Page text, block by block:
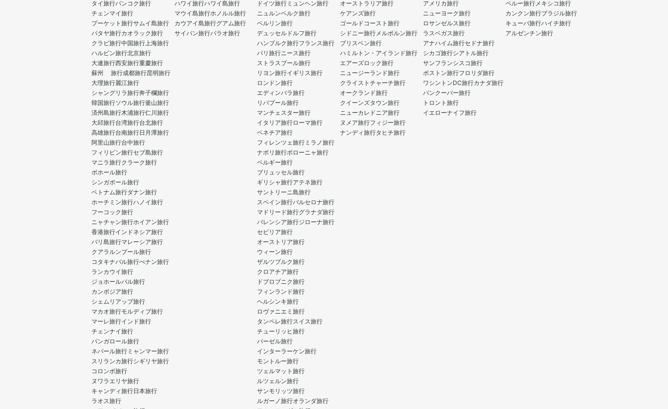
タイ旅行バンコク旅行
チェンマイ旅行
プーケット旅行サムイ島旅行
パタヤ旅行カオラック旅行
クラビ旅行中国旅行上海旅行
ハルビン旅行北京旅行
大連旅行西安旅行重慶旅行
蘇州 旅行成都旅行昆明旅行
大理旅行麗江旅行
シャングリラ旅行奔子欄旅行
韓国旅行ソウル旅行釜山旅行
済州島旅行木浦旅行仁川旅行
大邱旅行台湾旅行台北旅行
高雄旅行台南旅行日月潭旅行
阿里山旅行台中旅行
フィリピン旅行セブ島旅行
マニラ旅行クラーク旅行
ボホール旅行
シンガポール旅行
ベトナム旅行ダナン旅行
ホーチミン旅行ハノイ旅行
フーコック旅行
ニャチャン旅行ホイアン旅行
香港旅行インドネシア旅行
バリ島旅行マレーシア旅行
クアラルンプール旅行
コタキナバル旅行ぺナン旅行
ランカウイ旅行
ジョホールバル旅行
カンボジア旅行
シェムリアップ旅行
マカオ旅行モルディブ旅行
マーレ旅行インド旅行
チェンナイ旅行
バンガロール旅行
ネパール旅行 ミャンマー旅行
スリランカ旅行シギリヤ旅行
コロンボ旅行
ヌワラエリヤ旅行
キャンディ旅行日本旅行
ラオス旅行
ハワイ旅行ハワイ島旅行
マウイ島旅行ホノルル旅行
カウアイ島旅行グアム旅行
サイパン旅行パラオ旅行
ドイツ旅行 ミュンヘン旅行
ニュルンベルク旅行
ベルリン旅行
デュッセルドルフ旅行
ハンブルク旅行フランス旅行
パリ旅行ニース旅行
ストラスブール旅行
リヨン旅行イギリス旅行
ロンドン旅行
エディンバラ旅行
リバプール旅行
マンチェスター旅行
イタリア旅行ローマ旅行
ベネチア旅行
フィレンツェ旅行 ミラノ旅行
ナポリ旅行ボローニャ旅行
ベルギー旅行
ブリュッセル旅行
ギリシャ旅行アテネ旅行
サントリーニ島旅行
スペイン旅行バルセロナ旅行
マドリード旅行グラナダ旅行
バレンシア旅行ジローナ旅行
セビリア旅行
オーストリア旅行
ウィーン旅行
ザルツブルク旅行
クロアチア旅行
ドブロブニク旅行
フィンランド旅行
ヘルシンキ旅行
ロヴァニエミ旅行
タンペレ旅行スイス旅行
チューリッヒ旅行
バーゼル旅行
インターラーケン旅行
モントルー旅行
ツェルマット旅行
ルツェルン旅行
サンモリッツ旅行
ルガーノ旅行オランダ旅行
オーストラリア旅行
ケアンズ旅行
ゴールドコースト旅行
シドニー旅行メルボルン旅行
ブリスベン旅行
ハミルトン・アイランド旅行
エアーズロック旅行
ニュージーランド旅行
クライストチャーチ旅行
オークランド旅行
クイーンズタウン旅行
ニューカレドニア旅行
ヌメア旅行フィジー旅行
ナンディ旅行タヒチ旅行
アメリカ旅行
ニューヨーク旅行
ロサンゼルス旅行
ラスベガス旅行
アナハイム旅行セドナ旅行
シカゴ旅行シアトル旅行
サンフランシスコ旅行
ボストン旅行フロリダ旅行
ワシントンDC旅行カナダ旅行
バンクーバー旅行
トロント旅行
イエローナイフ旅行
ペルー旅行メキシコ旅行
カンクン旅行ブラジル旅行
キューバ旅行ハイチ旅行
アルゼンチン旅行